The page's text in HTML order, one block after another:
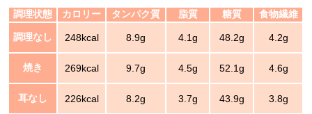
調理状態 カロリー タンパク質 脂質 糖質 食物繊維
調理なし 248kcal 8.9g 4.1g 48.2g 4.2g
焼き 269kcal 9.7g 4.5g 52.1g 4.6g
耳なし 226kcal 8.2g 3.7g 43.9g 3.8g